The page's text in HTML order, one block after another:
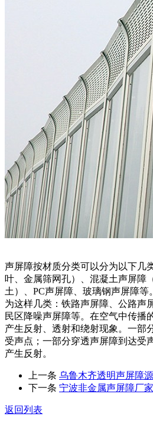
声屏障按材质分类可以分为以下几
叶、金属筛网孔）、混凝土声屏障
土）、PC声屏障、玻璃钢声屏障
为这样几类：铁路声屏障、公路声
民区降噪声屏障等。在空气中传播
产生反射、透射和绕射现象。一部
受声点；一部分穿透声屏障到达受
产生反射。
上一条 乌鲁木齐透明声屏障
下一条 宁波非金属声屏障厂
返回列表